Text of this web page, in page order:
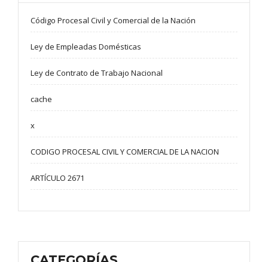
Código Procesal Civil y Comercial de la Nación
Ley de Empleadas Domésticas
Ley de Contrato de Trabajo Nacional
cache
x
CODIGO PROCESAL CIVIL Y COMERCIAL DE LA NACION
ARTÍCULO 2671